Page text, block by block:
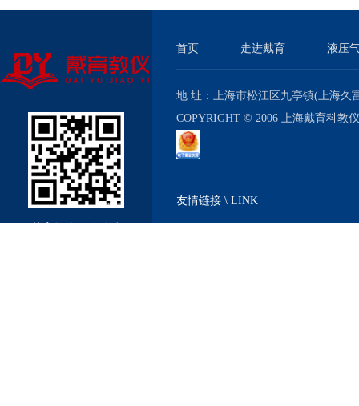
首页 走进戴育 液压
地 址：上海市松江区九亭镇(上海
COPYRIGHT © 2006 上海戴育科
友情链接 \ LINK